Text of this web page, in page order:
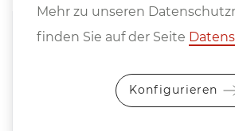
Material
4
6
30
Mehr zu unseren
finden Sie auf der Seite
Konfigurieren